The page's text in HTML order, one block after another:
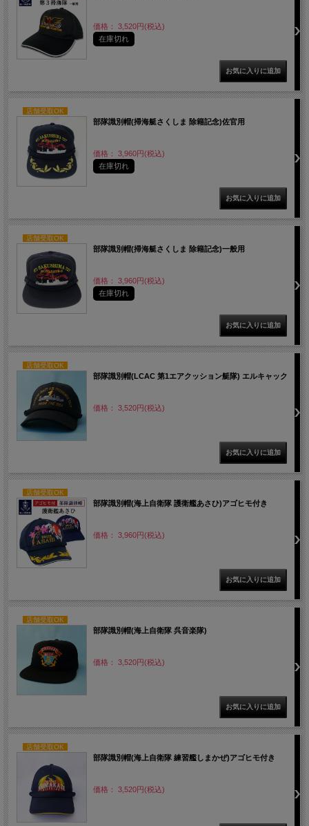
価格： 3,520円(税込)
在庫切れ
店舗受取OK
部隊識別帽(掃海艇さくしま 除籍記念)佐官用
価格： 3,960円(税込)
在庫切れ
店舗受取OK
部隊識別帽(掃海艇さくしま 除籍記念)一般用
価格： 3,960円(税込)
在庫切れ
店舗受取OK
部隊識別帽(LCAC 第1エアクッション艇隊) エルキャック
価格： 3,520円(税込)
店舗受取OK
部隊識別帽(海上自衛隊 護衛艦あさひ)アゴヒモ付き
価格： 3,960円(税込)
店舗受取OK
部隊識別帽(海上自衛隊 呉音楽隊)
価格： 3,520円(税込)
店舗受取OK
部隊識別帽(海上自衛隊 練習艦しまかぜ)アゴヒモ付き
価格： 3,520円(税込)